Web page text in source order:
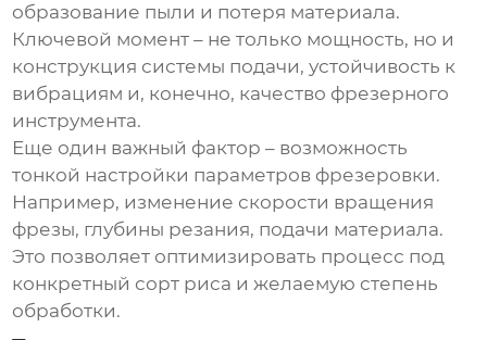
образование пыли и потеря материала.
Ключевой момент – не только мощность, но и
конструкция системы подачи, устойчивость к
вибрациям и, конечно, качество фрезерного
инструмента.
Еще один важный фактор – возможность
тонкой настройки параметров фрезеровки.
Например, изменение скорости вращения
фрезы, глубины резания, подачи материала.
Это позволяет оптимизировать процесс под
конкретный сорт риса и желаемую степень
обработки.